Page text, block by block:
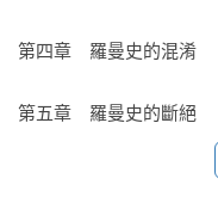
擬似家庭的最高傑作小說
◎一翻開書，就彷彿窺
事發展，松浦獨有的語
第四章　羅曼史的混淆